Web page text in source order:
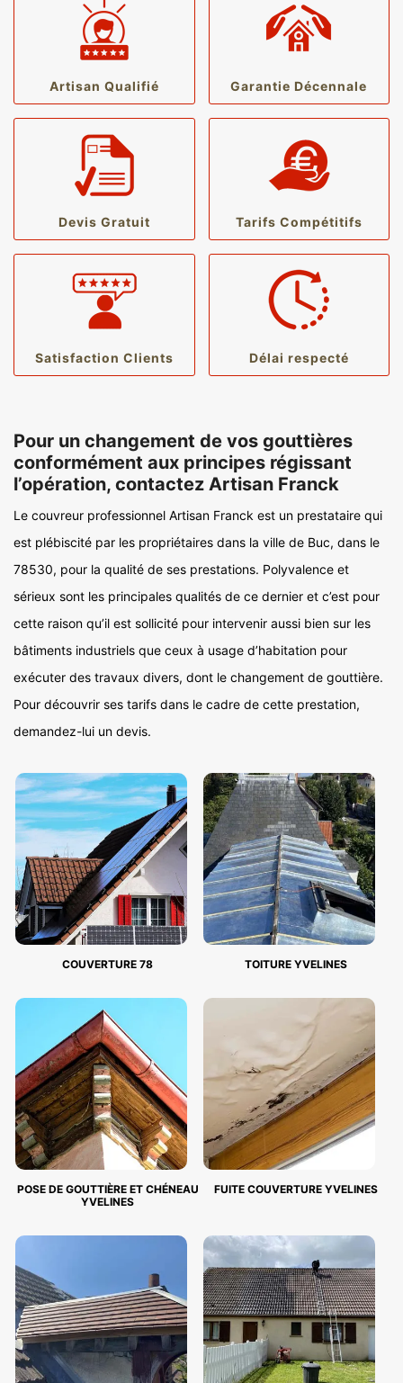
Artisan Qualifié Garantie Décennale
Devis Gratuit Tarifs Compétitifs
Satisfaction Clients Délai respecté
Pour un changement de vos gouttières
conformément aux principes régissant
l’opération, contactez Artisan Franck
Le couvreur professionnel Artisan Franck est un prestataire qui
est plébiscité par les propriétaires dans la ville de Buc, dans le
78530, pour la qualité de ses prestations. Polyvalence et
sérieux sont les principales qualités de ce dernier et c’est pour
cette raison qu’il est sollicité pour intervenir aussi bien sur les
bâtiments industriels que ceux à usage d’habitation pour
exécuter des travaux divers, dont le changement de gouttière.
Pour découvrir ses tarifs dans le cadre de cette prestation,
demandez-lui un devis.
COUVERTURE 78 TOITURE YVELINES
POSE DE GOUTTIÈRE ET CHÉNEAU
YVELINES
FUITE COUVERTURE YVELINES